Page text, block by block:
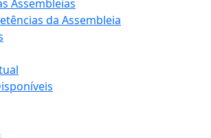
Assembleias
da Assembleia